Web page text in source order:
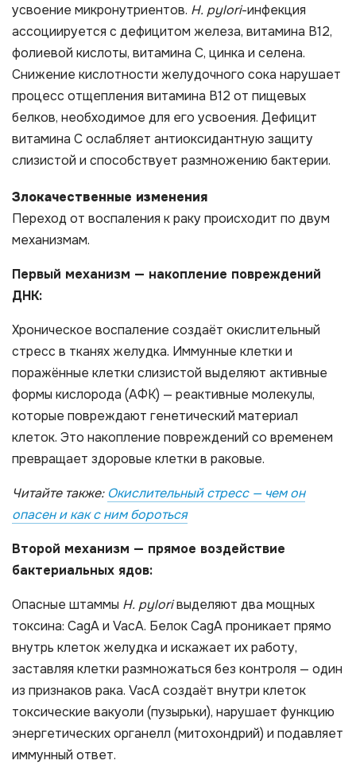
усвоение микронутриентов. H. pylori-инфекция
ассоциируется с дефицитом железа, витамина B12,
фолиевой кислоты, витамина C, цинка и селена.
Снижение кислотности желудочного сока нарушает
процесс отщепления витамина B12 от пищевых
белков, необходимое для его усвоения. Дефицит
витамина C ослабляет антиоксидантную защиту
слизистой и способствует размножению бактерии.
Злокачественные изменения
Переход от воспаления к раку происходит по двум
механизмам.
Первый механизм — накопление повреждений
ДНК:
Хроническое воспаление создаёт окислительный
стресс в тканях желудка. Иммунные клетки и
поражённые клетки слизистой выделяют активные
формы кислорода (АФК) — реактивные молекулы,
которые повреждают генетический материал
клеток. Это накопление повреждений со временем
превращает здоровые клетки в раковые.
Читайте также: Окислительный стресс — чем он
опасен и как с ним бороться
Второй механизм — прямое воздействие
бактериальных ядов:
Опасные штаммы H. pyloriвыделяют два мощных
токсина: CagA и VacA. Белок CagA проникает прямо
внутрь клеток желудка и искажает их работу,
заставляя клетки размножаться без контроля — один
из признаков рака. VacA создаёт внутри клеток
токсические вакуоли (пузырьки), нарушает функцию
энергетических органелл (митохондрий) и подавляет
иммунный ответ.